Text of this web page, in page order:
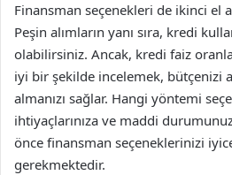
Finansman seçenekleri de ikinci el
Peşin alımların yanı sıra, kredi
olabilirsiniz. Ancak, kredi faiz
iyi bir şekilde incelemek, bütçenizi
almanızı sağlar. Hangi yöntemi
ihtiyaçlarınıza ve maddi
önce finansman seçeneklerinizi
gerekmektedir.